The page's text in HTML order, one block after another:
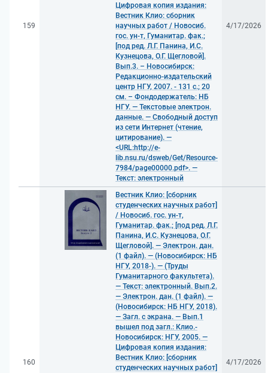
159
Цифровая копия издания:
Вестник Клио: сборник
научных работ / Новосиб.
гос. ун-т, Гуманитар. фак.;
[под ред. Л.Г. Панина, И.С.
Кузнецова, О.Г. Щегловой].
Вып.3. – Новосибирск:
Редакционно-издательский
центр НГУ, 2007. - 131 с.; 20
см. – Фондодержатель: НБ
НГУ. — Текстовые электрон.
данные. — Свободный доступ
из сети Интернет (чтение,
цитирование). —
<URL:http://e-
lib.nsu.ru/dsweb/Get/Resource-
7984/page00000.pdf>. —
Текст: электронный
4/17/2026
160
Вестник Клио: [сборник
студенческих научных работ]
/ Новосиб. гос. ун-т,
Гуманитар. фак.; [под ред. Л.Г.
Панина, И.С. Кузнецова, О.Г.
Щегловой]. — Электрон. дан.
(1 файл). — (Новосибирск: НБ
НГУ, 2018-). — (Труды
Гуманитарного факультета).
— Текст: электронный. Вып.2.
— Электрон. дан. (1 файл). —
(Новосибирск: НБ НГУ, 2018).
— Загл. с экрана. — Вып.1
вышел под загл.: Клио.-
Новосибирск: НГУ, 2005. —
Цифровая копия издания:
Вестник Клио: [сборник
студенческих научных работ]
4/17/2026